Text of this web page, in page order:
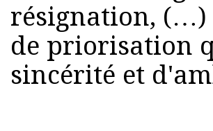
résignation, (…)
de priorisation
sincérité et